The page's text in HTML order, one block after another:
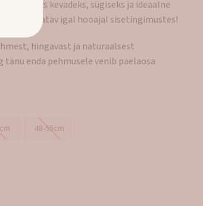
kevadeks, sügiseks ja ideaalne
kasutatav igal hooajal sisetingimustes!
hingavast ja naturaalsest
tänu enda pehmusele venib paelaosa
48-55cm